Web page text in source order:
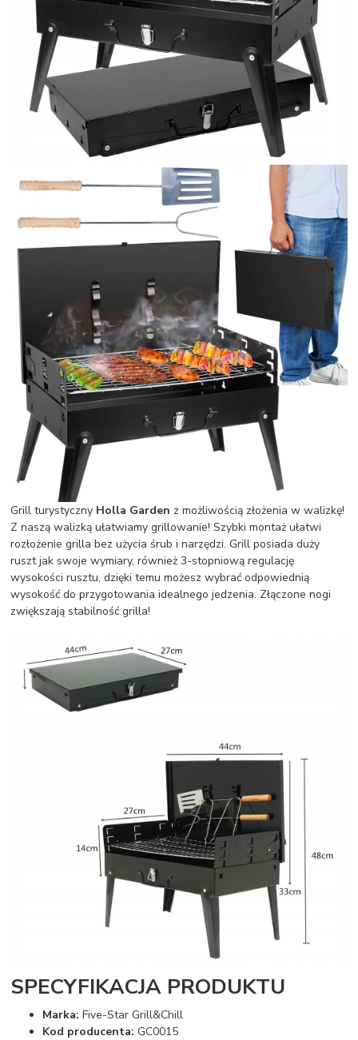
Grill turystyczny Holla Garden z możliwością złożenia w walizkę!
Z naszą walizką ułatwiamy grillowanie! Szybki montaż ułatwi
rozłożenie grilla bez użycia śrub i narzędzi. Grill posiada duży
ruszt jak swoje wymiary, również 3-stopniową regulację
wysokości rusztu, dzięki temu możesz wybrać odpowiednią
wysokość do przygotowania idealnego jedzenia. Złączone nogi
zwiększają stabilność grilla!
SPECYFIKACJA PRODUKTU
Marka: Five-Star Grill&Chill
Kod producenta: GC0015